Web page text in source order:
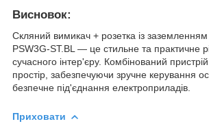
Висновок:
Скляний вимикач + розетка із
PSW3G-ST.BL — це стильне та практичне
сучасного інтер'єру. Комбінований
простір, забезпечуючи зручне керування
безпечне під'єднання електроприладів.
Приховати